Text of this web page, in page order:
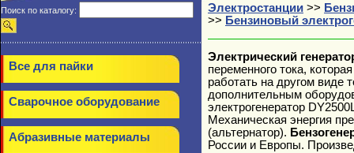
Поиск по каталогу:
Все для пайки
Сварочное оборудование
Абразивные материалы
Электростанции >>
>> Бензиновый
Электрический
переменного тока,
работать на другом виде
дополнительным
электрогенератор
Механическая энергия
(альтернатор).
России и Европы.